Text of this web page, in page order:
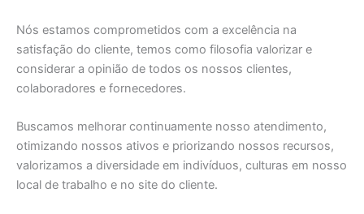
Nós estamos comprometidos com a excelência na
satisfação do cliente, temos como filosofia valorizar e
considerar a opinião de todos os nossos clientes,
colaboradores e fornecedores.
Buscamos melhorar continuamente nosso atendimento,
otimizando nossos ativos e priorizando nossos recursos,
valorizamos a diversidade em indivíduos, culturas em nosso
local de trabalho e no site do cliente.